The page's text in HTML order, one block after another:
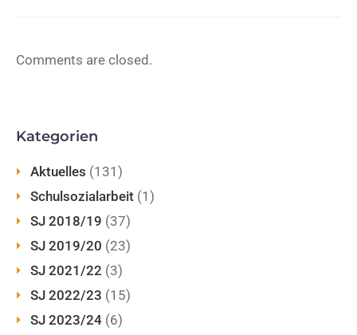
Comments are closed.
Kategorien
Aktuelles (131)
Schulsozialarbeit (1)
SJ 2018/19 (37)
SJ 2019/20 (23)
SJ 2021/22 (3)
SJ 2022/23 (15)
SJ 2023/24 (6)